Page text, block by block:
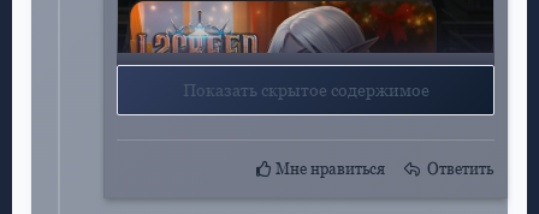
Показать скрытое содержимое
Мне нравиться Ответить